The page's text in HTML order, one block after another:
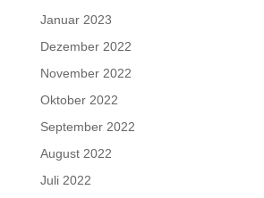
Januar 2023
Dezember 2022
November 2022
Oktober 2022
September 2022
August 2022
Juli 2022